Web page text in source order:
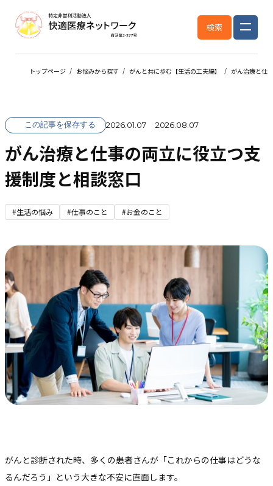
検索
トップページ お悩みから探す がんと共に歩む【生活の工夫編】 がん治療と仕
この記事を保存する 2026.01.07 2026.08.07
がん治療と仕事の両立に役立つ支
援制度と相談窓口
#生活の悩み #仕事のこと #お金のこと
がんと診断された時、多くの患者さんが「これからの仕事はどうな
るんだろう」という大きな不安に直面します。